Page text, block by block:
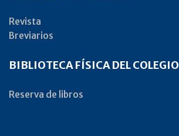
Revista
Breviarios
BIBLIOTECA FÍSICA DEL COLEGIO
Reserva de libros